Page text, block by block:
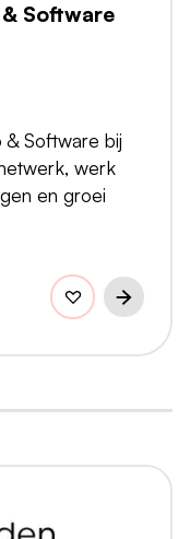
Software
Software bij
werk
en groei